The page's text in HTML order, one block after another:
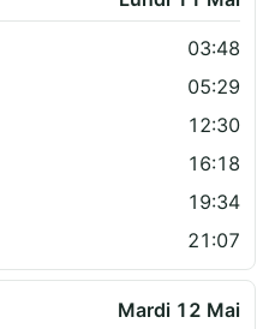
03:48
05:29
12:30
16:18
19:34
21:07
Mardi 12 Mai